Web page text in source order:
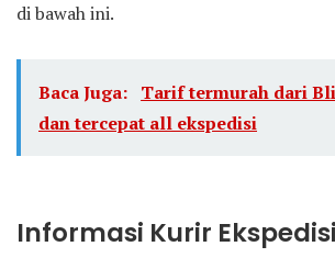
di bawah ini.
Baca Juga: Tarif termurah dari
dan tercepat all ekspedisi
Informasi Kurir Ekspedisi